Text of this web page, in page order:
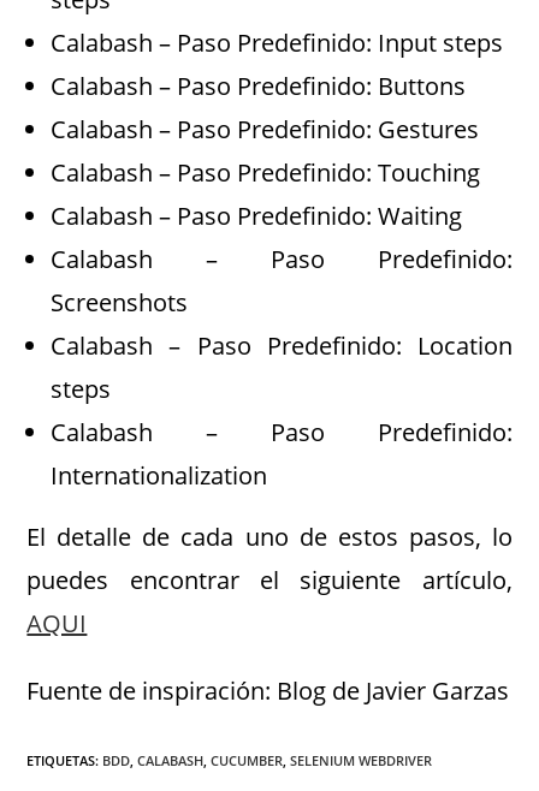
Calabash – Paso Predefinido: Input steps
Calabash – Paso Predefinido: Buttons
Calabash – Paso Predefinido: Gestures
Calabash – Paso Predefinido: Touching
Calabash – Paso Predefinido: Waiting
Calabash – Paso Predefinido:
Screenshots
Calabash – Paso Predefinido: Location
steps
Calabash – Paso Predefinido:
Internationalization
El detalle de cada uno de estos pasos, lo
puedes encontrar el siguiente artículo,
AQUI
Fuente de inspiración: Blog de Javier Garzas
ETIQUETAS: BDD CALABASH CUCUMBER SELENIUM WEBDRIVER